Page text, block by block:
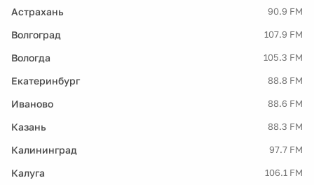
Астрахань 90.9 FM
Волгоград 107.9 FM
Вологда 105.3 FM
Екатеринбург 88.8 FM
Иваново 88.6 FM
Казань 88.3 FM
Калининград 97.7 FM
Калуга 106.1 FM